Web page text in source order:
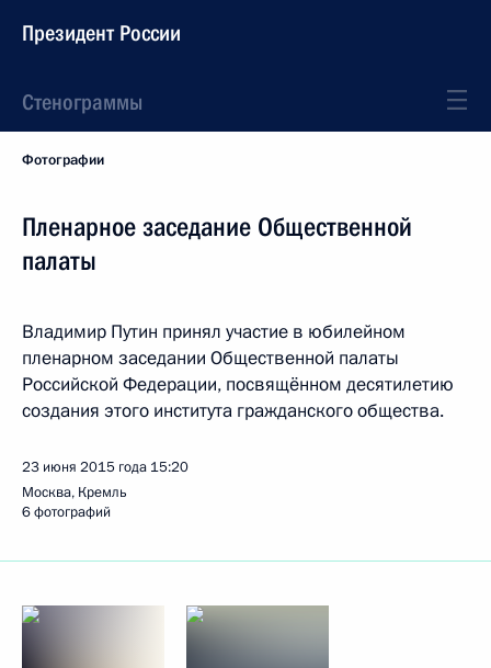
Президент России
Стенограммы
Фотографии
Пленарное заседание Общественной
палаты
Владимир Путин принял участие в юбилейном
пленарном заседании Общественной палаты
Российской Федерации, посвящённом десятилетию
создания этого института гражданского общества.
23 июня 2015 года 15:20
Москва, Кремль
6 фотографий